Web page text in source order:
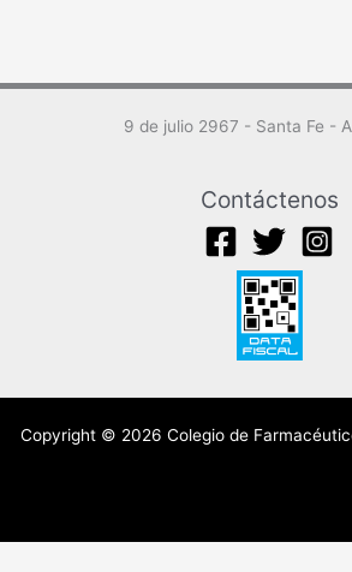
9 de julio 2967 - Santa Fe -
Contáctenos
Copyright © 2026 Colegio de